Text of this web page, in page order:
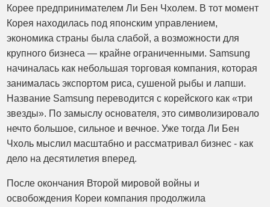
Корее предпринимателем Ли Бен Чхолем. В тот момент
Корея находилась под японским управлением,
экономика страны была слабой, а возможности для
крупного бизнеса — крайне ограниченными. Samsung
начиналась как небольшая торговая компания, которая
занималась экспортом риса, сушеной рыбы и лапши.
Название Samsung переводится с корейского как «три
звезды». По замыслу основателя, это символизировало
нечто большое, сильное и вечное. Уже тогда Ли Бен
Чхоль мыслил масштабно и рассматривал бизнес - как
дело на десятилетия вперед.
После окончания Второй мировой войны и
освобождения Кореи компания продолжила